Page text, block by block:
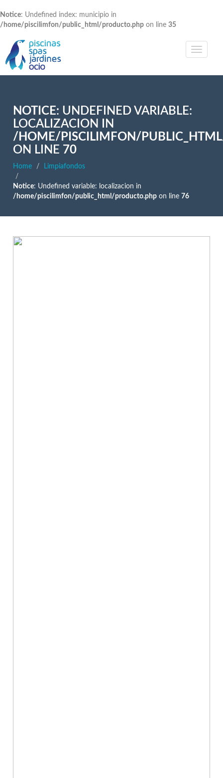
Notice: Undefined index: municipio in
/home/piscilimfon/public_html/producto.php on line 35
NOTICE: UNDEFINED VARIABLE:
LOCALIZACION IN
/HOME/PISCILIMFON/
ON LINE 70
Home Limpiafondos
Notice: Undefined variable: localizacion in
/home/piscilimfon/public_html/producto.php on line 76